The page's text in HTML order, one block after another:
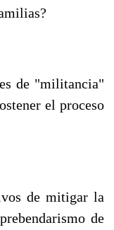
de "militancia"
el proceso
de mitigar la
de